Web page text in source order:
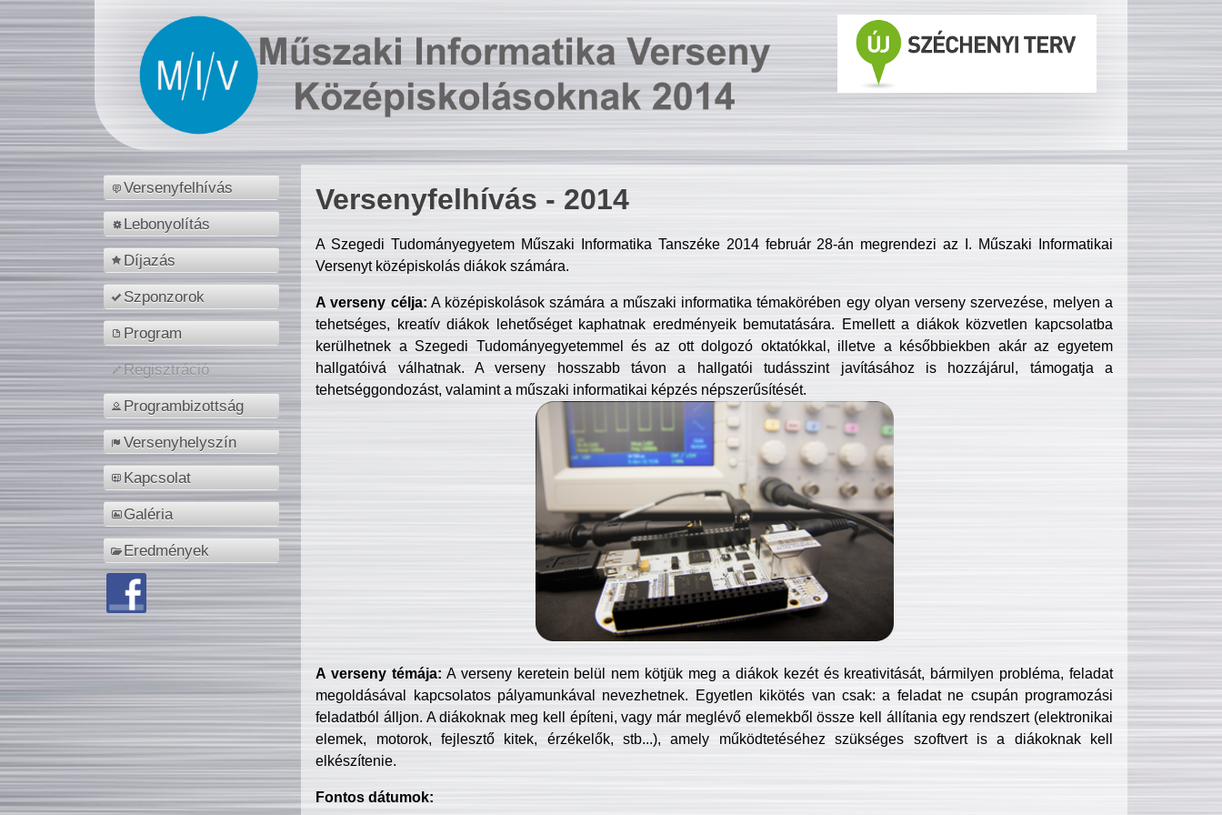
Versenyfelhívás
Lebonyolítás
Díjazás
Szponzorok
Program
Regisztráció
Programbizottság
Versenyhelyszín
Kapcsolat
Galéria
Eredmények
Versenyfelhívás - 2014
A Szegedi Tudományegyetem Műszaki Informatika Tanszéke 2014 február 28-án megrendezi az I. Műszaki Informatikai
Versenyt középiskolás diákok számára.
A verseny célja: A középiskolások számára a műszaki informatika témakörében egy olyan verseny szervezése, melyen a
tehetséges, kreatív diákok lehetőséget kaphatnak eredményeik bemutatására. Emellett a diákok közvetlen kapcsolatba
kerülhetnek a Szegedi Tudományegyetemmel és az ott dolgozó oktatókkal, illetve a későbbiekben akár az egyetem
hallgatóivá válhatnak. A verseny hosszabb távon a hallgatói tudásszint javításához is hozzájárul, támogatja a
tehetséggondozást, valamint a műszaki informatikai képzés népszerűsítését.
A verseny témája: A verseny keretein belül nem kötjük meg a diákok kezét és kreativitását, bármilyen probléma, feladat
megoldásával kapcsolatos pályamunkával nevezhetnek. Egyetlen kikötés van csak: a feladat ne csupán programozási
feladatból álljon. A diákoknak meg kell építeni, vagy már meglévő elemekből össze kell állítania egy rendszert (elektronikai
elemek, motorok, fejlesztő kitek, érzékelők, stb...), amely működtetéséhez szükséges szoftvert is a diákoknak kell
elkészítenie.
Fontos dátumok: